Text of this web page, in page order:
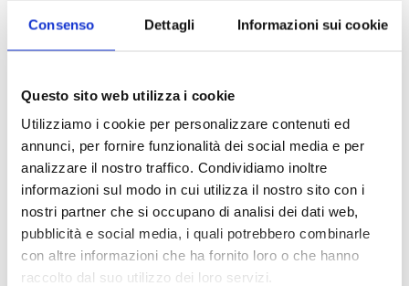
Consenso Dettagli Informazioni sui cookie
Questo sito web utilizza i cookie
Utilizziamo i cookie per personalizzare contenuti ed
annunci, per fornire funzionalità dei social media e per
analizzare il nostro traffico. Condividiamo inoltre
informazioni sul modo in cui utilizza il nostro sito con i
nostri partner che si occupano di analisi dei dati web,
pubblicità e social media, i quali potrebbero combinarle
con altre informazioni che ha fornito loro o che hanno
raccolto dal suo utilizzo dei loro servizi.